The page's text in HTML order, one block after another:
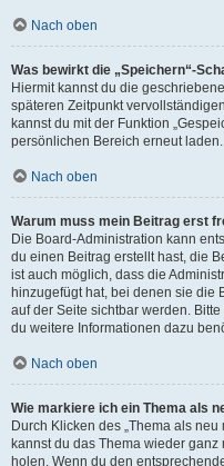
Nach oben
Was bewirkt die „Speichern“-
Hiermit kannst du die
späteren Zeitpunkt
kannst du mit der Funktion
persönlichen Bereich erneut laden.
Nach oben
Warum muss mein Beitrag erst
Die Board-Administration kann
du einen Beitrag erstellt hast, die
ist auch möglich, dass die
hinzugefügt hat, bei denen sie die
auf der Seite sichtbar werden.
du weitere Informationen dazu
Nach oben
Wie markiere ich ein Thema als
Durch Klicken des „Thema als
kannst du das Thema wieder
holen. Wenn du den